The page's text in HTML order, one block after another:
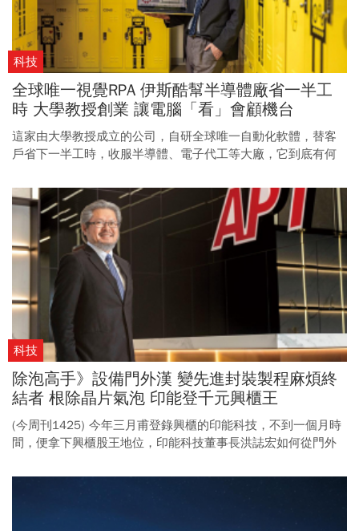
科技
全球唯一視覺RPA 伊斯酷幫半導體廠省一半工
時 大學教授創業 讓電腦「看」會顧機台
這家由大學教授成立的公司，自研全球唯一自動化軟體，替客
戶省下一半工時，收服半導體、電子代工等大廠，它到底有何
科技
除泡高手》設備門外漢 變先進封裝製程麻煩終
結者 根除晶片氣泡 印能登千元興櫃王
(今周刊1425) 今年三月甫登錄興櫃的印能科技，不到一個月時
間，便拿下興櫃股王地位，印能科技董事長洪誌宏如何從門外